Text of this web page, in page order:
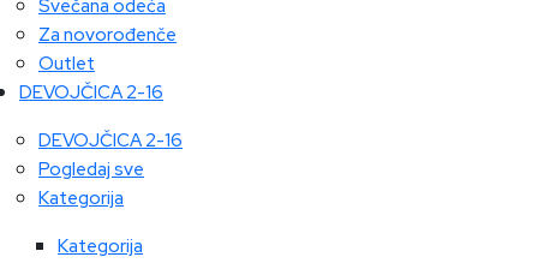
Svečana odeća
Za novorođenče
Outlet
DEVOJČICA 2-16
DEVOJČICA 2-16
Pogledaj sve
Kategorija
Kategorija